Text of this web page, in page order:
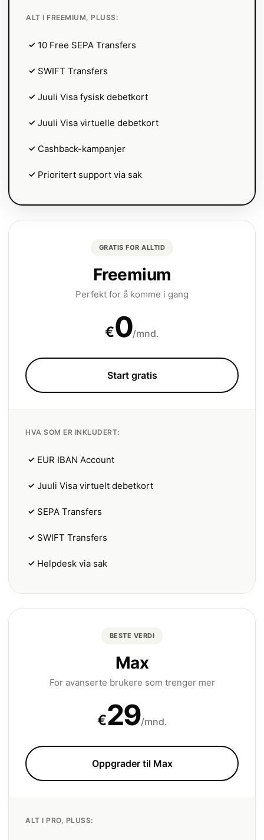
GRATIS FOR ALLTID
Freemium
Perfekt for å komme i gang
€0/mnd.
Start gratis
HVA SOM ER INKLUDERT:
✓ EUR IBAN Account
✓ Juuli Visa virtuelt debetkort
✓ SEPA Transfers
✓ SWIFT Transfers
✓ Helpdesk via sak
ALT I FREEMIUM, PLUSS:
✓ 10 Free SEPA Transfers
✓ SWIFT Transfers
✓ Juuli Visa fysisk debetkort
✓ Juuli Visa virtuelle debetkort
✓ Cashback-kampanjer
✓ Prioritert support via sak
BESTE VERDI
Max
For avanserte brukere som trenger mer
€29/mnd.
Oppgrader til Max
ALT I PRO, PLUSS: